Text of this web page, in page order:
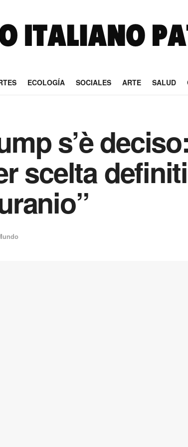
ECOLOGÍA SOCIALES ARTE SALUD
s’è
scelta